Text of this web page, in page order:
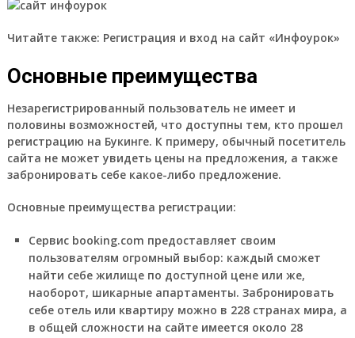
Читайте также: Регистрация и вход на сайт «Инфоурок»
Основные преимущества
Незарегистрированный пользователь не имеет и
половины возможностей, что доступны тем, кто прошел
регистрацию на Букинге. К примеру, обычный посетитель
сайта не может увидеть цены на предложения, а также
забронировать себе какое-либо предложение.
Основные преимущества регистрации:
Сервис booking.com предоставляет своим
пользователям огромный выбор: каждый сможет
найти себе жилище по доступной цене или же,
наоборот, шикарные апартаменты. Забронировать
себе отель или квартиру можно в 228 странах мира, а
в общей сложности на сайте имеется около 28